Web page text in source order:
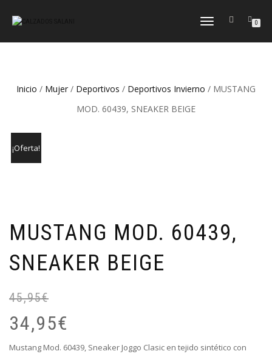
CAMBIAR
0
Inicio / Mujer / Deportivos / Deportivos Invierno / MUSTANG
MOD. 60439, SNEAKER BEIGE
¡Oferta!
MUSTANG MOD. 60439,
SNEAKER BEIGE
45,95€
34,95€
Mustang Mod. 60439, Sneaker Joggo Clasic en tejido sintético con